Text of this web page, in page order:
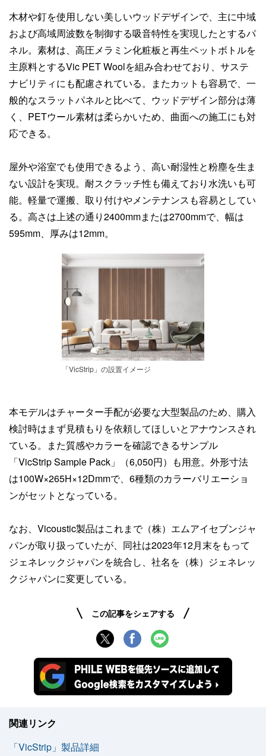
木材や釘を使用しない美しいウッドデザインで、主に中域
および高域周波数を制御する吸音特性を実現したとするパ
ネル。素材は、高圧メラミン化粧板と再生ペットボトルを
主原料とするVic PET Woolを組み合わせており、サステ
ナビリティにも配慮されている。またカットも容易で、一
般的なスラットパネルと比べて、ウッドデザイン部分は薄
く、PETウール素材は柔らかいため、曲面への施工にも対
応できる。
屋外や浴室でも使用できるよう、高い耐湿性と粉塵を生ま
ない設計を実現。耐スクラッチ性も備えており水洗いも可
能。軽量で運搬、取り付けやメンテナンスも容易としてい
る。高さは上述の通り2400mmまたは2700mmで、幅は
595mm、厚みは12mm。
「VicStrip」の設置イメージ
本モデルはチャーター手配が必要な大型製品のため、購入
検討時はまず見積もりを依頼してほしいとアナウンスされ
ている。また質感やカラーを確認できるサンプル
「VicStrip Sample Pack」（6,050円）も用意。外形寸法
は100W×265H×12Dmmで、6種類のカラーバリエーショ
ンがセットとなっている。
なお、Vicoustic製品はこれまで（株）エムアイセブンジャ
パンが取り扱っていたが、同社は2023年12月末をもって
ジェネレックジャパンを統合し、社名を（株）ジェネレッ
クジャパンに変更している。
この記事をシェアする
関連リンク
「VicStrip」製品詳細